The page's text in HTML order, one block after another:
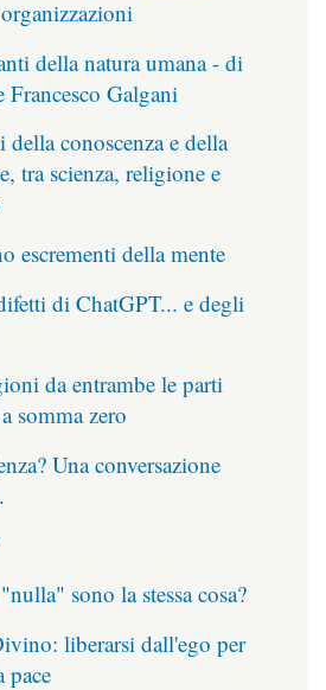
della natura umana - di
Galgani
conoscenza e della
tra scienza, religione e
escrementi della mente
di ChatGPT... e degli
da entrambe le parti
somma zero
Una conversazione
sono la stessa cosa?
liberarsi dall'ego per
pace